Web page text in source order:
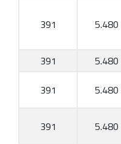
5.480
391
5.480
391
5.480
391
5.480
391